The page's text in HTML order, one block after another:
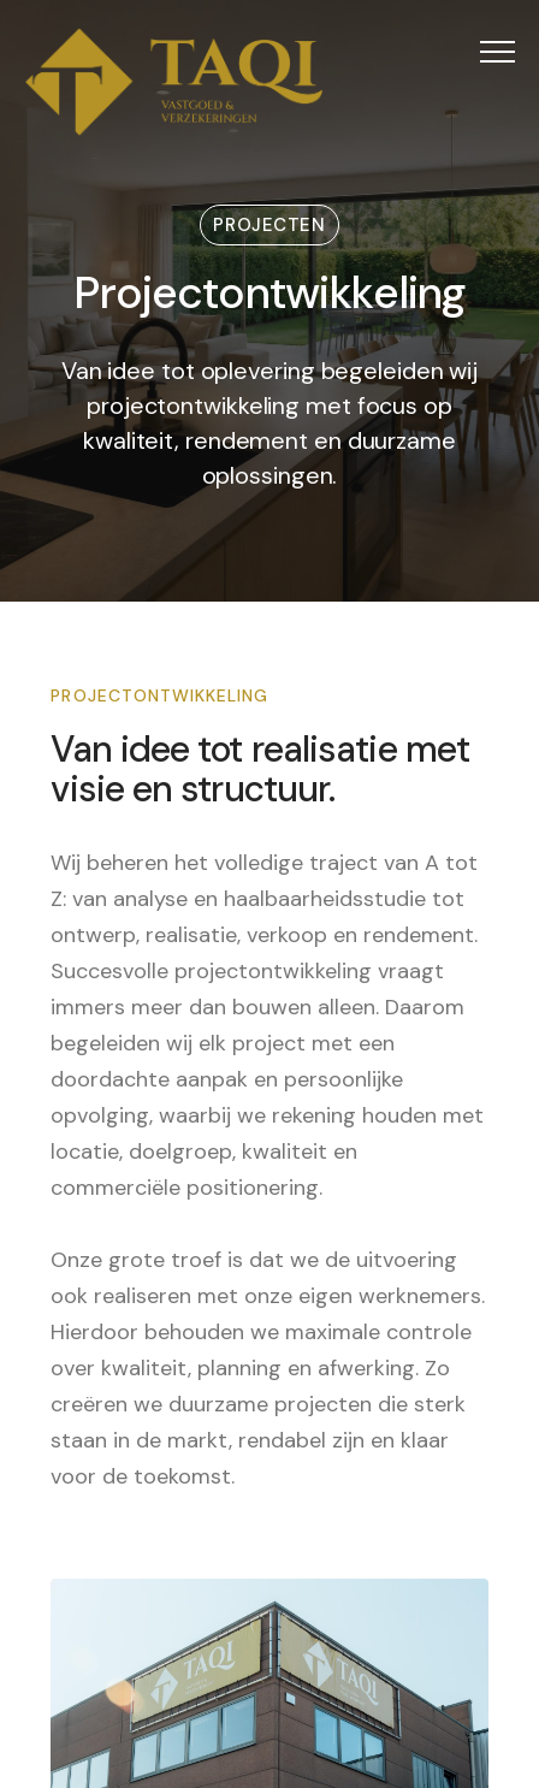
PROJECTEN
Projectontwikkeling
Projectontwikkeling
Van idee tot oplevering begeleiden wij
projectontwikkeling met focus op
kwaliteit, rendement en duurzame
oplossingen.
PROJECTONTWIKKELING
Van idee tot realisatie met
visie en structuur.
Wij beheren het volledige traject van A tot
Z: van analyse en haalbaarheidsstudie tot
ontwerp, realisatie, verkoop en rendement.
Succesvolle projectontwikkeling vraagt
immers meer dan bouwen alleen. Daarom
begeleiden wij elk project met een
doordachte aanpak en persoonlijke
opvolging, waarbij we rekening houden met
locatie, doelgroep, kwaliteit en
commerciële positionering.
Onze grote troef is dat we de uitvoering
ook realiseren met onze eigen werknemers.
Hierdoor behouden we maximale controle
over kwaliteit, planning en afwerking. Zo
creëren we duurzame projecten die sterk
staan in de markt, rendabel zijn en klaar
voor de toekomst.